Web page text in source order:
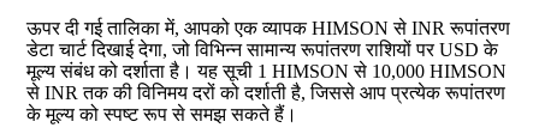
ऊपर दी गई तालिका में, आपको एक व्यापक HIMSON से INR रूपांतरण
डेटा चार्ट दिखाई देगा, जो विभिन्न सामान्य रूपांतरण राशियों पर USD के
मूल्य संबंध को दर्शाता है। यह सूची 1 HIMSON से 10,000 HIMSON
से INR तक की विनिमय दरों को दर्शाती है, जिससे आप प्रत्येक रूपांतरण
के मूल्य को स्पष्ट रूप से समझ सकते हैं।